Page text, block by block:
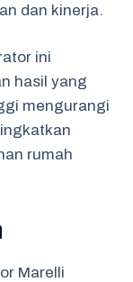
dan kinerja.
ini
hasil yang
mengurangi
rumah
Marelli